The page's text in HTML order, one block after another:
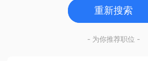
重新搜索
- 为你推荐职位 -